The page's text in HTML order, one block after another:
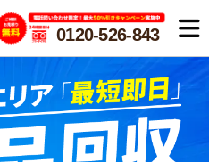
0120-526-843